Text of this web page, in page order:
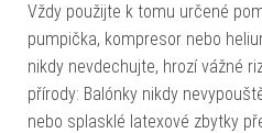
Vždy použijte k tomu určené
pumpička, kompresor nebo
nikdy nevdechujte, hrozí vážné
přírody: Balónky nikdy
nebo splasklé latexové zbytky